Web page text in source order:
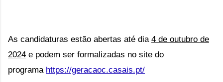
As candidaturas estão abertas até dia 4 de outubro de
2024 e podem ser formalizadas no site do
programa https://geracaoc.casais.pt/